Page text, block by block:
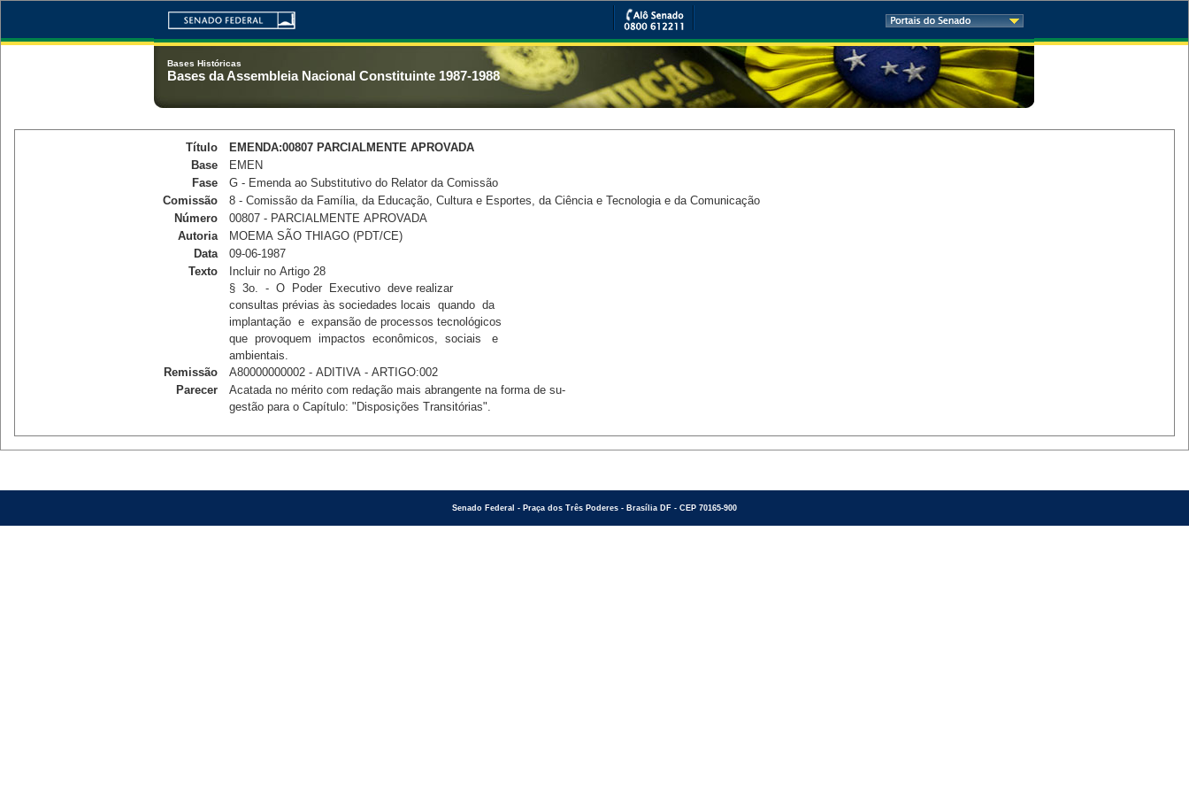
Bases Históricas
Bases da Assembleia Nacional Constituinte 1987-1988
Título
EMENDA:00807 PARCIALMENTE APROVADA
Base
EMEN
Fase
G - Emenda ao Substitutivo do Relator da Comissão
Comissão
8 - Comissão da Família, da Educação, Cultura e Esportes, da Ciência e Tecnologia e da Comunicação
Número
00807 - PARCIALMENTE APROVADA
Autoria
MOEMA SÃO THIAGO (PDT/CE)
Data
09-06-1987
Texto
Incluir no Artigo 28
§  3o.  -  O  Poder  Executivo  deve realizar
consultas prévias às sociedades locais  quando  da
implantação  e  expansão de processos tecnológicos
que  provoquem  impactos  econômicos,  sociais   e
ambientais.
Remissão
A80000000002 - ADITIVA - ARTIGO:002
Parecer
Acatada no mérito com redação mais abrangente na forma de su-
gestão para o Capítulo: "Disposições Transitórias".
Senado Federal - Praça dos Três Poderes - Brasília DF - CEP 70165-900